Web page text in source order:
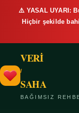
⚠️ YASAL UYARI:
Hiçbir şekilde
VERİ
/
SAHA
BAĞIMSIZ